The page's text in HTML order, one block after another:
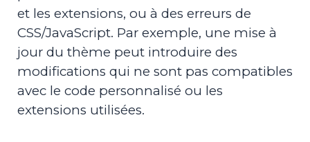
et les extensions, ou à des erreurs de
CSS/JavaScript. Par exemple, une mise à
jour du thème peut introduire des
modifications qui ne sont pas compatibles
avec le code personnalisé ou les
extensions utilisées.